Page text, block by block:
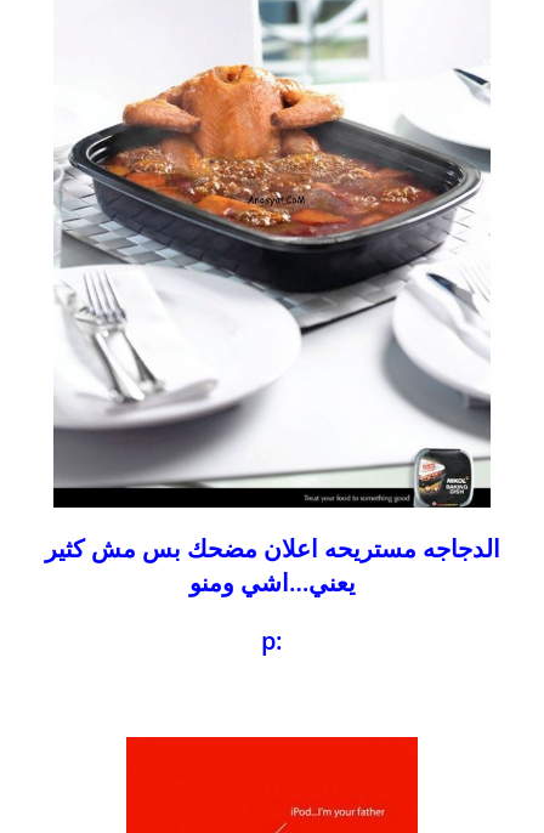
الدجاجه مستريحه اعلان مضحك بس مش كثير
يعني…اشي ومنو
:p